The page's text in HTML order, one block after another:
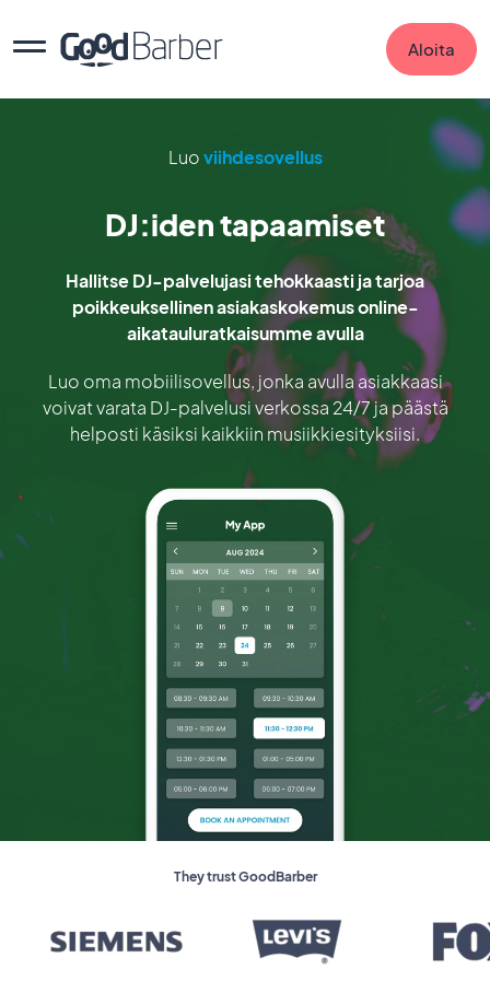
Aloita
Luoviihdesovellus
DJ:iden tapaamiset
Hallitse DJ-palvelujasi tehokkaasti ja tarjoa
poikkeuksellinen asiakaskokemus online-
aikatauluratkaisumme avulla
Luo oma mobiilisovellus, jonka avulla asiakkaasi
voivat varata DJ-palvelusi verkossa 24/7 ja päästä
helposti käsiksi kaikkiin musiikkiesityksiisi.
They trust GoodBarber